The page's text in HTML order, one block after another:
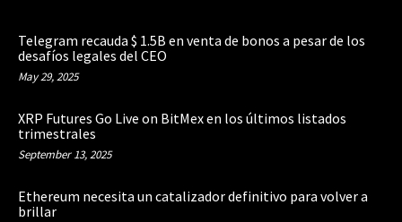
Telegram recauda $ 1.5B en venta de bonos a pesar de los
desafíos legales del CEO
May 29, 2025
XRP Futures Go Live on BitMex en los últimos listados
trimestrales
September 13, 2025
Ethereum necesita un catalizador definitivo para volver a
brillar